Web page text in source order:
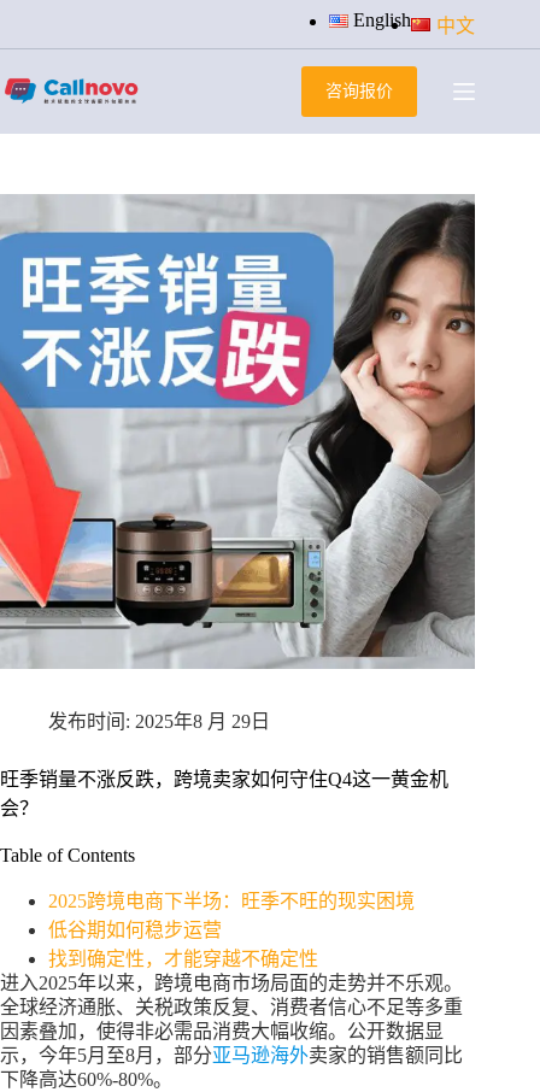
过
容
English 中文
咨询报价
2025年8 月 29日
旺季销量不涨反跌，跨境卖家如何守住Q4这一黄金机
会？
Table of Contents
2025跨境电商下半场：旺季不旺的现实困境
低谷期如何稳步运营
找到确定性，才能穿越不确定性
进入2025年以来，跨境电商市场局面的走势并不乐观。
全球经济通胀、关税政策反复、消费者信心不足等多重
因素叠加，使得非必需品消费大幅收缩。公开数据显
示，今年5月至8月，部分亚马逊海外卖家的销售额同比
下降高达60%-80%。